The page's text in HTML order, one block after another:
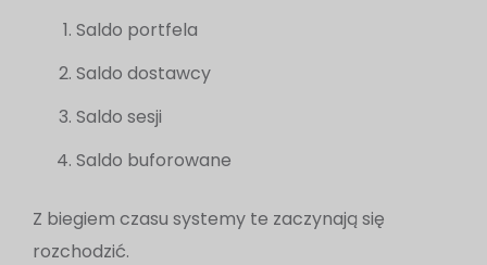
Saldo portfela
Saldo dostawcy
Saldo sesji
Saldo buforowane
Z biegiem czasu systemy te zaczynają się
rozchodzić.